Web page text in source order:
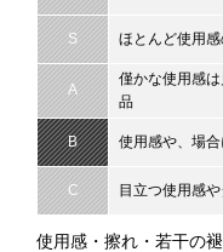
S ほとんど使用
A
僅かな使用感
品
B 使用感や、場
C 目立つ使用感
使用感・擦れ・若干の